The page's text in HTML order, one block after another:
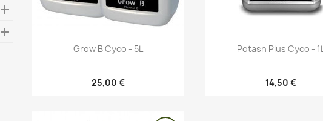


Vista rápida
Grow B Cyco - 5L
25,00 €
Vista rápida
Potash Plus Cyco - 1L
14,50 €